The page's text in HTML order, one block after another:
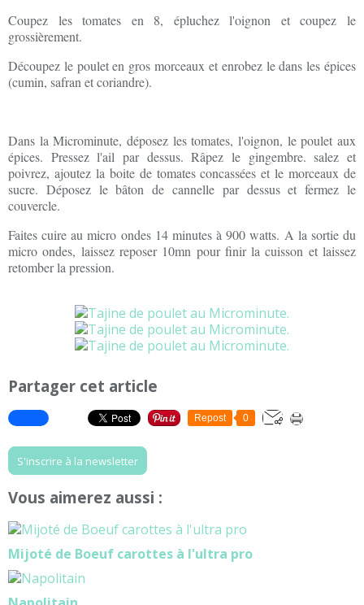
Coupez les tomates en 8, épluchez l'oignon et coupez le
grossièrement.
Découpez le poulet en gros morceaux et enrobez le dans les épices
(cumin, safran et coriandre).
Dans la Microminute, déposez les tomates, l'oignon, le poulet aux
épices. Pressez l'ail par dessus. Râpez le gingembre. salez et
poivrez, ajoutez la boite de tomates concassées et le morceaux de
sucre. Déposez le bâton de cannelle par dessus et fermez le
couvercle.
Faites cuire au micro ondes 14 minutes à 900 watts. A la sortie du
micro ondes, laissez reposer 10mn pour finir la cuisson et laissez
retomber la pression.
Partager cet article
Repost 0
S'inscrire à la newsletter
Vous aimerez aussi :
Mijoté de Boeuf carottes à l'ultra pro